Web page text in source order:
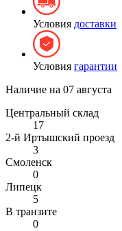
Условия доставки
Условия гарантии
Наличие на 07 августа
Центральный склад
17
2-й Иртышский проезд
3
Смоленск
0
Липецк
5
В транзите
0